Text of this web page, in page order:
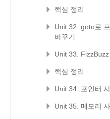
핵심 정리
Unit 32. goto로
바꾸기
Unit 33. FizzBuzz
핵심 정리
Unit 34. 포인터
Unit 35. 메모리